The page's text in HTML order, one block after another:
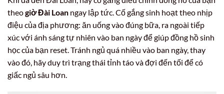
theogiờ Đài Loan ngay lập tức. Cố gắng sinh hoạt theo nhịp
điệu của địa phương: ăn uống vào đúng bữa, ra ngoài tiếp
xúc với ánh sáng tự nhiên vào ban ngày để giúp đồng hồ sinh
học của bạn reset. Tránh ngủ quá nhiều vào ban ngày, thay
vào đó, hãy duy trì trạng thái tỉnh táo và đợi đến tối để có
giấc ngủ sâu hơn.